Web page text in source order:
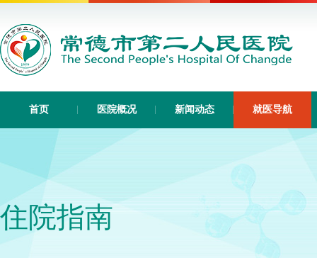
首页 医院概况 新闻动态 就医导航
住院指南